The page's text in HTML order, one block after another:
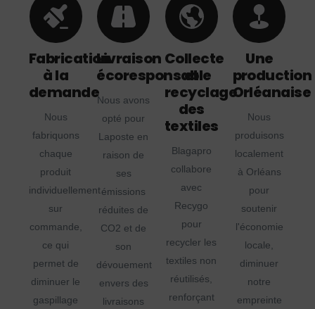
Fabrication
à la
demande
Nous
fabriquons
chaque
produit
individuellement
sur
commande,
ce qui
permet de
diminuer le
gaspillage
Livraison
écoresponsable
Nous avons
opté pour
Laposte en
raison de
ses
émissions
réduites de
CO2 et de
son
dévouement
envers des
livraisons
Collecte
et
recyclage
des
textiles
Blagapro
collabore
avec
Recygo
pour
recycler les
textiles non
réutilisés,
renforçant
Une
production
Orléanaise
Nous
produisons
localement
à Orléans
pour
soutenir
l'économie
locale,
diminuer
notre
empreinte